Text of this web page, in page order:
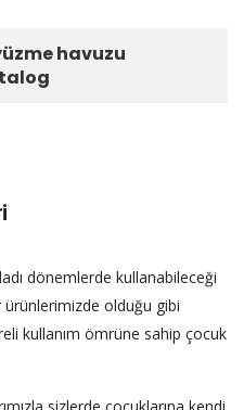
dönemlerde kullanabileceği
olduğu gibi
kullanım ömrüne sahip çocuk